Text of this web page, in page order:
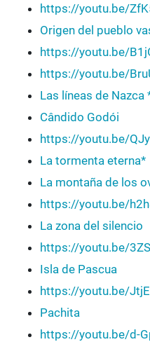
https://youtu.be/
Origen del pueblo
https://youtu.be/
https://youtu.be/
Las líneas de Nazca
Cândido Godói
https://youtu.be/
La tormenta eterna*
La montaña de los
https://youtu.be/
La zona del silencio
https://youtu.be/
Isla de Pascua
https://youtu.be/
Pachita
https://youtu.be/d-